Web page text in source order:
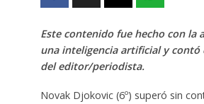
Este contenido fue hecho con la
una inteligencia artificial y contó
del editor/periodista.
Novak Djokovic (6º) superó sin